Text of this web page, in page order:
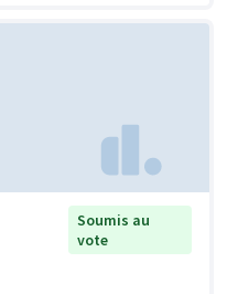
Soumis au
vote